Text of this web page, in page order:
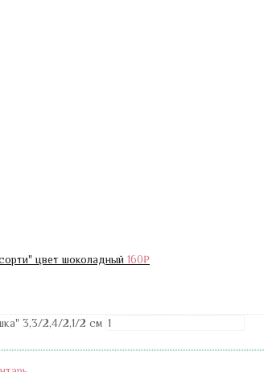
цвет шоколадный 160₽
3,3/2,4/2,1/2 см